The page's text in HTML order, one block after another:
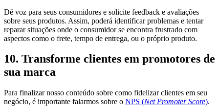
Dê voz para seus consumidores e solicite feedback e avaliações
sobre seus produtos. Assim, poderá identificar problemas e tentar
reparar situações onde o consumidor se encontra frustrado com
aspectos como o frete, tempo de entrega, ou o próprio produto.
10. Transforme clientes em promotores de
sua marca
Para finalizar nosso conteúdo sobre como fidelizar clientes em seu
negócio, é importante falarmos sobre o NPS (Net Promoter Score).